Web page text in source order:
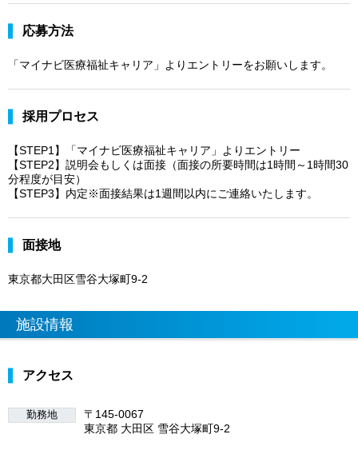
応募方法
「マイナビ医療福祉キャリア」よりエントリーをお願いします。
採用プロセス
【STEP1】「マイナビ医療福祉キャリア」よりエントリー
【STEP2】説明会もしくは面接（面接の所要時間は1時間～1時間30
分程度が目安）
【STEP3】内定※面接結果は1週間以内にご連絡いたします。
面接地
東京都大田区雪谷大塚町9-2
施設情報
アクセス
勤務地
〒145-0067
東京都 大田区 雪谷大塚町9-2